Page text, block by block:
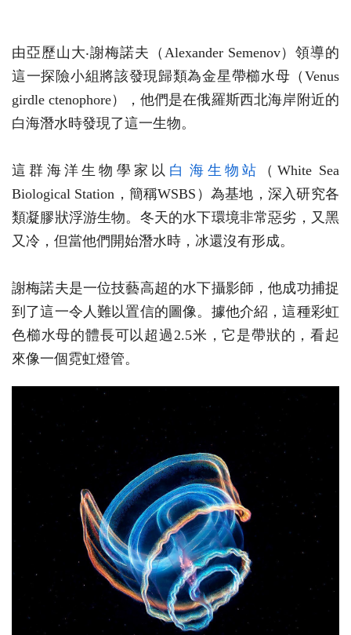
由亞歷山大‧謝梅諾夫（Alexander Semenov）領導的
這一探險小組將該發現歸類為金星帶櫛水母（Venus
girdle ctenophore），他們是在俄羅斯西北海岸附近的
白海潛水時發現了這一生物。
這群海洋生物學家以 白​​海生物站
（White Sea
Biological Station，簡稱WSBS）為基地，深入研究各
類凝膠狀浮游生物。冬天的水下環境非常惡劣，又黑
又冷，但當他們開始潛水時，冰還沒有形成。
謝梅諾夫是一位技藝高超的水下攝影師，他成功捕捉
到了這一令人難以置信的圖像。據他介紹，這種彩虹
色櫛水母的體長可以超過2.5米，它是帶狀的，看起
來像一個霓虹燈管。